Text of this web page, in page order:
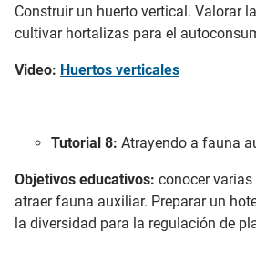
Construir un huerto vertical. Valorar
cultivar hortalizas para el
Video: Huertos verticales
Tutorial 8: Atrayendo a fauna
Objetivos educativos: conocer
atraer fauna auxiliar. Preparar un
la diversidad para la regulación de